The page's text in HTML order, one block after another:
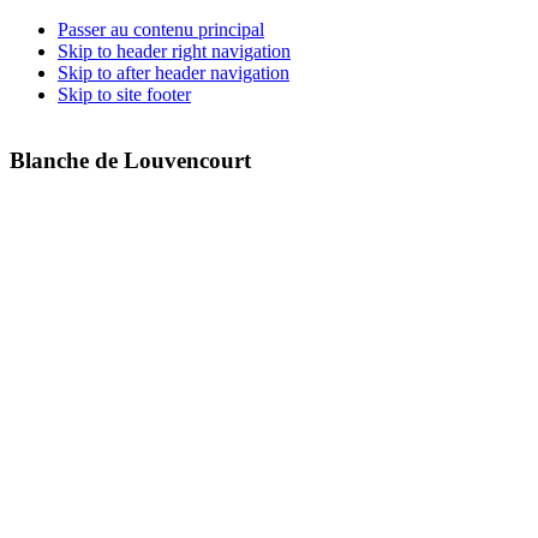
Passer au contenu principal
Skip to header right navigation
Skip to after header navigation
Skip to site footer
Blanche de Louvencourt